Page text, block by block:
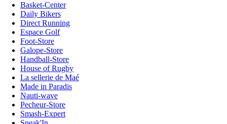
Basket-Center
Daily Bikers
Direct Running
Espace Golf
Foot-Store
Galope-Store
Handball-Store
House of Rugby
La sellerie de Maé
Made in Paradis
Nauti-wave
Pecheur-Store
Smash-Expert